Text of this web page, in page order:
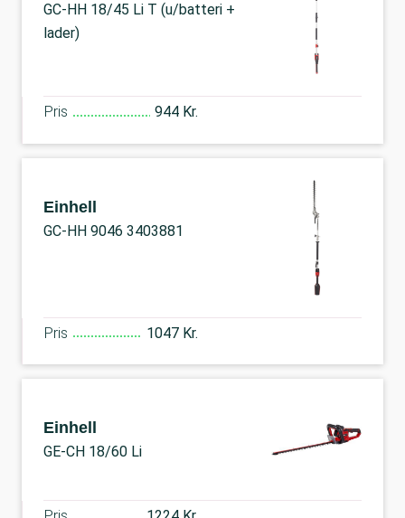
GC-HH 18/45 Li T (u/batteri +
lader)
Pris 944 Kr.
Einhell
GC-HH 9046 3403881
Pris 1047 Kr.
Einhell
GE-CH 18/60 Li